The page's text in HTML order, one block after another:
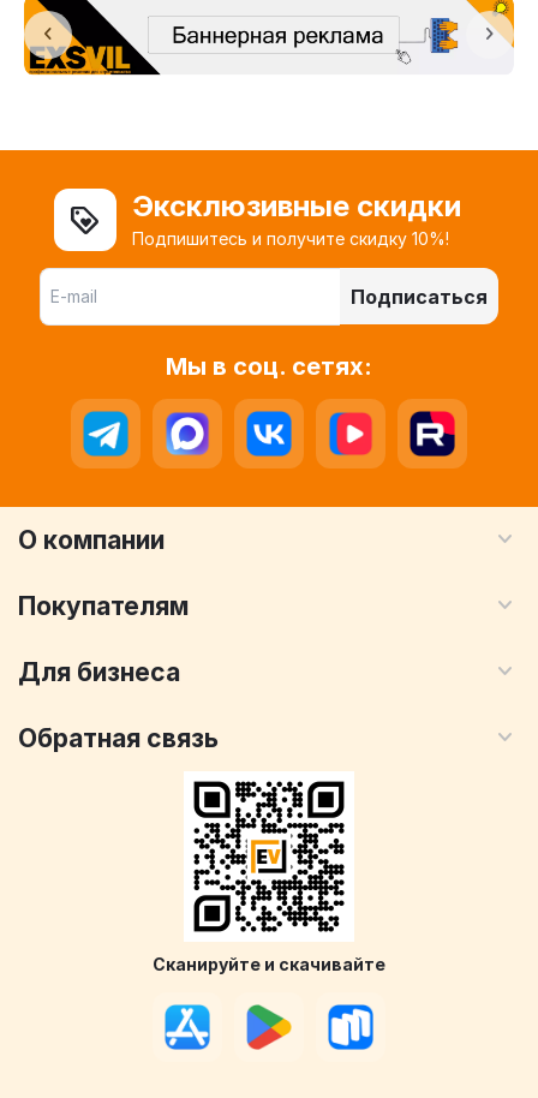
Эксклюзивные скидки
Подпишитесь и получите скидку 10%!
Подписаться
Мы в соц. сетях:
О компании
Покупателям
Для бизнеса
Обратная связь
Сканируйте и скачивайте